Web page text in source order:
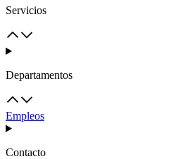
Servicios
Departamentos
Empleos
Contacto